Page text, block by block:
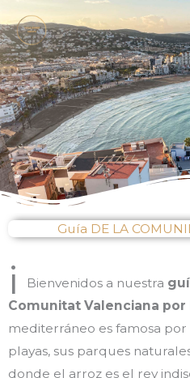
al
contenido
Guía DE LA
¡ Bienvenidos a nuestra
Comunitat Valenciana por
mediterráneo es famosa
playas, sus parques
donde el arroz es el rey